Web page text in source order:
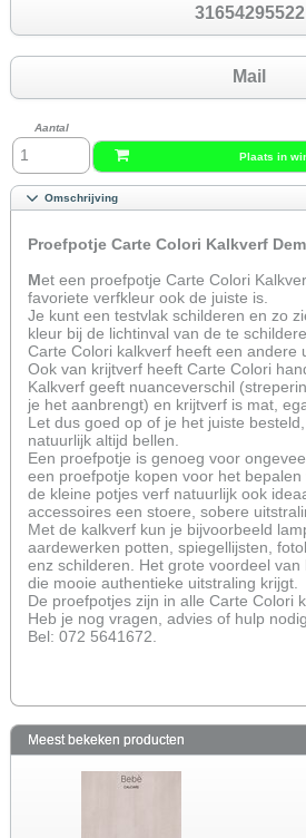
31654295522
Mail
Aantal
Plaats in
Omschrijving
Proefpotje Carte Colori Kalkverf
Met een proefpotje Carte Colori
favoriete verfkleur ook de juiste is.
Je kunt een testvlak schilderen en zo
kleur bij de lichtinval van de te
Carte Colori kalkverf heeft een andere
Ook van krijtverf heeft Carte Colori
Kalkverf geeft nuanceverschil
je het aanbrengt) en krijtverf is mat,
Let dus goed op of je het juiste
natuurlijk altijd bellen.
Een proefpotje is genoeg voor
een proefpotje kopen voor het
de kleine potjes verf natuurlijk ook
accessoires een stoere, sobere
Met de kalkverf kun je bijvoorbeeld
aardewerken potten, spiegellijsten,
enz schilderen. Het grote voordeel
die mooie authentieke uitstraling krijgt.
De proefpotjes zijn in alle Carte Colori
Heb je nog vragen, advies of hulp
Bel: 072 5641672.
Meest bekeken producten